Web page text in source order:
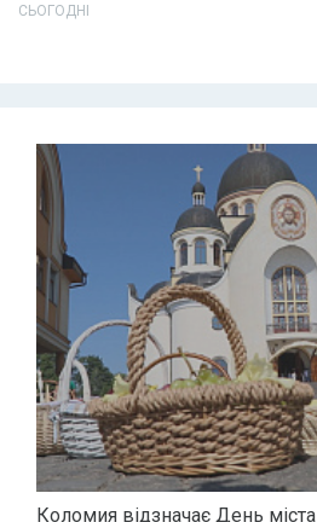
СЬОГОДНІ
Коломия відзначає День міста